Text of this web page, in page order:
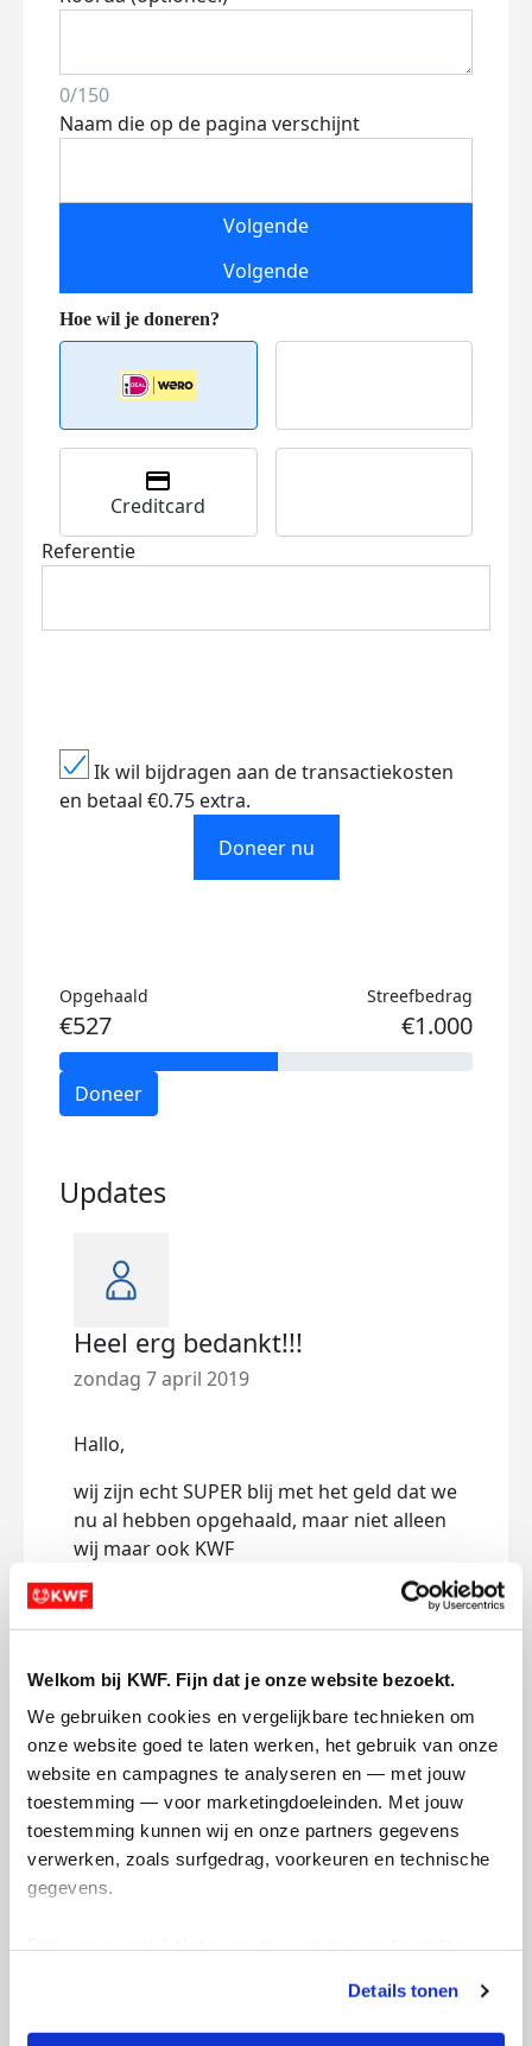
Welkom bij KWF. Fijn dat je onze website bezoekt.
We gebruiken cookies en vergelijkbare technieken om
onze website goed te laten werken, het gebruik van onze
website en campagnes te analyseren en — met jouw
toestemming — voor marketingdoeleinden. Met jouw
toestemming kunnen wij en onze partners gegevens
verwerken, zoals surfgedrag, voorkeuren en technische
gegevens.
tonen. Je kunt je toestemming op elk moment wijzigen of
intrekken via Cookie instellingen onderaan de pagina. De
Details tonen
0/150
Naam die op de pagina verschijnt
Volgende
Volgende
Creditcard
Referentie
Ik wil bijdragen aan de transactiekosten
en betaal €0.75 extra.
Doneer nu
Opgehaald
€527
Streefbedrag
€1.000
Doneer
Updates
Heel erg bedankt!!!
zondag 7 april 2019
Hallo,
wij zijn echt SUPER blij met het geld dat we
nu al hebben opgehaald, maar niet alleen
wij maar ook KWF
ook nog een vraagje: Komen jullie ook op
Koningsdag?
groetjes,
Ellen en Tara